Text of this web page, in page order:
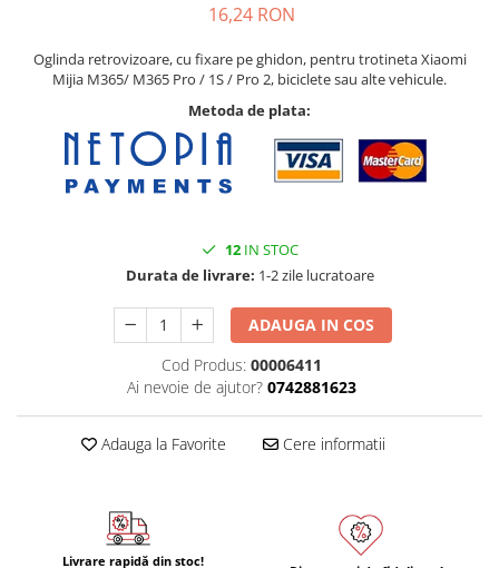
Acumulatori, BMS si accesorii
BMS
Module balansare
Incarcare, descarcare si afisare
Arduino si ESP32
Module atasabile Arduino
Module Wireless
Termostate
Ecrane LCD, TFT, OLED
16,24 RON
Oglinda retrovizoare, cu fixare pe ghidon, pentru trotineta Xiaomi
Mijia M365/ M365 Pro / 1S / Pro 2, biciclete sau alte vehicule.
Metoda de plata:
12IN STOC
Durata de livrare: 1-2 zile lucratoare
ADAUGA IN COS
Cod Produs: 00006411
Ai nevoie de ajutor? 0742881623
Adauga la Favorite Cere informatii
Livrare rapidă din stoc!